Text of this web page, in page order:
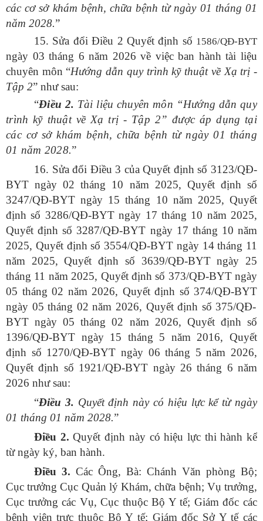
các cơ sở khám bệnh, chữa bệnh từ ngày 01 tháng 01
năm 2028.”
15. Sửa đổi Điều 2 Quyết định số 1586/QĐ-BYT
ngày 03 tháng 6 năm 2026 về việc ban hành tài liệu
chuyên môn “Hướng dẫn quy trình kỹ thuật về Xạ trị -
Tập 2” như sau:
“Điều 2. Tài liệu chuyên môn “Hướng dẫn quy
trình kỹ thuật về Xạ trị - Tập 2” được áp dụng tại
các cơ sở khám bệnh, chữa bệnh từ ngày 01 tháng
01 năm 2028.”
16. Sửa đổi Điều 3 của Quyết định số 3123/QĐ-
BYT ngày 02 tháng 10 năm 2025, Quyết định số
3247/QĐ-BYT ngày 15 tháng 10 năm 2025, Quyết
định số 3286/QĐ-BYT ngày 17 tháng 10 năm 2025,
Quyết định số 3287/QĐ-BYT ngày 17 tháng 10 năm
2025, Quyết định số 3554/QĐ-BYT ngày 14 tháng 11
năm 2025, Quyết định số 3639/QĐ-BYT ngày 25
tháng 11 năm 2025, Quyết định số 373/QĐ-BYTngày
05 tháng 02 năm 2026, Quyết định số 374/QĐ-BYT
ngày 05 tháng 02 năm 2026, Quyết định số 375/QĐ-
BYT ngày 05 tháng 02 năm 2026, Quyết định số
1396/QĐ-BYT ngày 15 tháng 5 năm 2016, Quyết
định số 1270/QĐ-BYT ngày 06 tháng 5 năm 2026,
Quyết định số 1921/QĐ-BYT ngày 26 tháng 6 năm
2026 như sau:
“Điều 3. Quyết định này có hiệu lực kể từ ngày
01 tháng 01 năm 2028.”
Điều 2.Quyết định này có hiệu lực thi hành kể
từ ngày ký, ban hành.
Điều 3. Các Ông, Bà: Chánh Văn phòng Bộ;
Cục trưởng Cục Quản lý Khám, chữa bệnh; Vụ trưởng,
Cục trưởng các Vụ, Cục thuộc Bộ Y tế; Giám đốc các
bệnh viện trực thuộc Bộ Y tế; Giám đốc Sở Y tế các